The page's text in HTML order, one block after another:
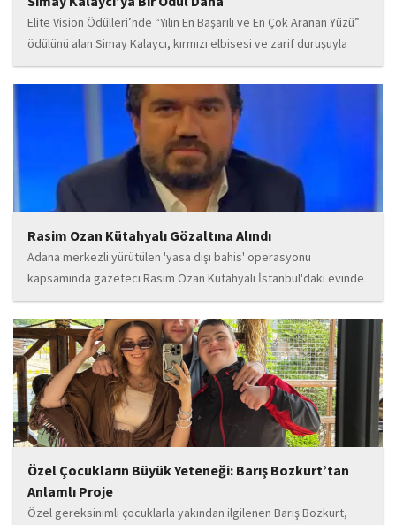
Elite Vision Ödülleri’nde “Yılın En Başarılı ve En Çok Aranan Yüzü”
ödülünü alan Simay Kalaycı, kırmızı elbisesi ve zarif duruşuyla
geceye damga vurdu. Takı markasıyla da dikkat çeken Kalaycı,
Wilma...
Rasim Ozan Kütahyalı Gözaltına Alındı
Adana merkezli yürütülen 'yasa dışı bahis' operasyonu
kapsamında gazeteci Rasim Ozan Kütahyalı İstanbul'daki evinde
gözaltına alındı.
Özel Çocukların Büyük Yeteneği: Barış Bozkurt’tan
Anlamlı Proje
Özel gereksinimli çocuklarla yakından ilgilenen Barış Bozkurt,